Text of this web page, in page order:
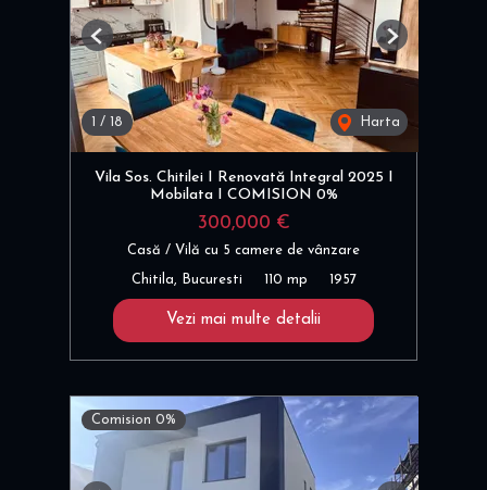
/ 18 Harta
Previous Next
Vila Sos. Chitilei I Renovată Integral 2025 I
Mobilata I COMISION 0%
300,000 €
Casă / Vilă cu 5 camere de vânzare
Chitila, Bucuresti 110 mp 1957
Vezi mai multe detalii
Comision 0%